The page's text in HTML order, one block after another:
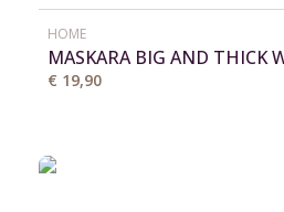
HOME
MASKARA BIG AND THICK
€ 19,90